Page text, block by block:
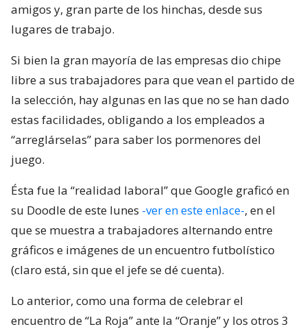
amigos y, gran parte de los hinchas, desde sus
lugares de trabajo.
Si bien la gran mayoría de las empresas dio chipe
libre a sus trabajadores para que vean el partido de
la selección, hay algunas en las que no se han dado
estas facilidades, obligando a los empleados a
“arreglárselas” para saber los pormenores del
juego.
Ésta fue la “realidad laboral” que Google graficó en
su Doodle de este lunes -ver en este enlace-, en el
que se muestra a trabajadores alternando entre
gráficos e imágenes de un encuentro futbolístico
(claro está, sin que el jefe se dé cuenta).
Lo anterior, como una forma de celebrar el
encuentro de “La Roja” ante la “Oranje” y los otros 3